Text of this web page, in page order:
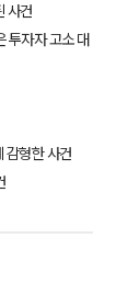
사건
투자자 고소 대
감형한 사건